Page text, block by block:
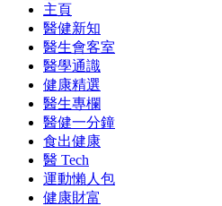
主頁
醫健新知
醫生會客室
醫學通識
健康精選
醫生專欄
醫健一分鐘
食出健康
醫 Tech
運動懶人包
健康財富